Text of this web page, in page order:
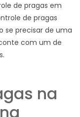
de pragas em
de pragas
se precisar de uma
com um de
na